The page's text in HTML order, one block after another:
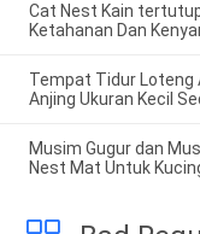
Cat Nest Kain
Ketahanan Dan
Tempat Tidur Loteng
Anjing Ukuran Kecil
Musim Gugur dan
Nest Mat Untuk